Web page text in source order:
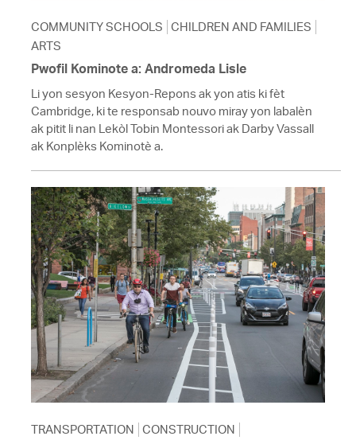
COMMUNITY SCHOOLS CHILDREN AND FAMILIES
ARTS
Pwofil Kominote a: Andromeda Lisle
Li yon sesyon Kesyon-Repons ak yon atis ki fèt
Cambridge, ki te responsab nouvo miray yon labalèn
ak pitit li nan Lekòl Tobin Montessori ak Darby Vassall
ak Konplèks Kominotè a.
TRANSPORTATION CONSTRUCTION